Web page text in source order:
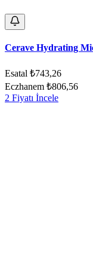
Cerave Hydrating
Esatal ₺743,26
Eczhanem ₺806,56
2 Fiyatı İncele